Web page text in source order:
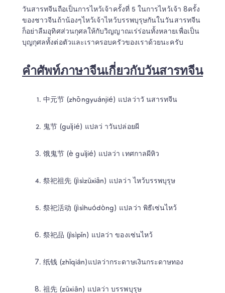
วันสารทจีนถือเป็นการไหว้เจ้าครั้งที่ 5 ในการไหว้เจ้า 8ครั้ง
ของชาวจีนถ้าน้องๆไหว้เจ้าไหว้บรรพบุรุษกันในวันสารทจีน
ก็อย่าลืมอุทิศส่วนกุศลให้กับวิญญาณเร่ร่อนทั้งหลายเพื่อเป็น
บุญกุศลทั้งต่อตัวและเราครอบครัวของเราด้วยนะครับ
คำศัพท์ภาษาจีนเกี่ยวกับวันสารทจีน
中元节 (zhōngyuánjié) แปลว่าวั นสารทจีน
鬼节 (guǐjié) แปลว่ าวันปล่อยผี
饿鬼节 (è guǐjié) แปลว่า เทศกาลผีหิว
祭祀祖先 (jìsìzǔxiān) แปลว่า ไหว้บรรพบุรุษ
祭祀活动 (jìsìhuódòng) แปลว่า พิธีเซ่นไหว้
祭祀品 (jìsìpǐn) แปลว่า ของเซ่นไหว้
纸钱 (zhǐqián)แปลว่ากระดาษเงินกระดาษทอง
祖先 (zǔxiān) แปลว่า บรรพบุรุษ